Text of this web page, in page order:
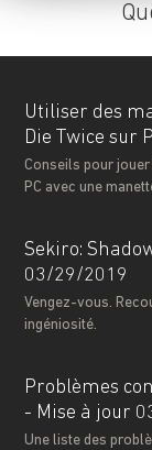
Utiliser des
Die Twice sur
Conseils pour
PC avec une
Sekiro:
03/29/2019
Vengez-vous.
ingéniosité.
Problèmes
- Mise à jour
Une liste des